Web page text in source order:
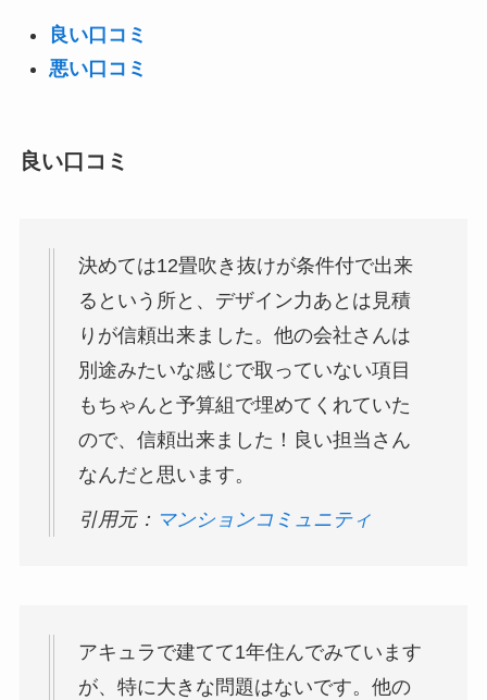
良い口コミ
悪い口コミ
良い口コミ
決めては12畳吹き抜けが条件付で出来
るという所と、デザイン力あとは見積
りが信頼出来ました。他の会社さんは
別途みたいな感じで取っていない項目
もちゃんと予算組で埋めてくれていた
ので、信頼出来ました！良い担当さん
なんだと思います。
引用元： マンションコミュニティ
アキュラで建てて1年住んでみています
が、特に大きな問題はないです。他の